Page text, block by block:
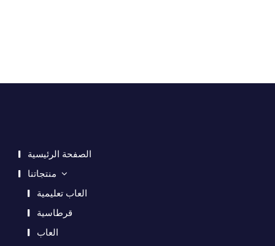
الصفحة الرئيسية
منتجاتنا
العاب تعليمية
قرطاسية
العاب